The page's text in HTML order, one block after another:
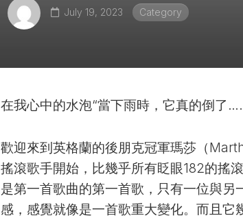
July 19, 2023 Category
在我心中的水泡“當下雨時，它真的倒了
歡迎來到英格蘭的後朋克冠軍瑪莎（
搖滾歌手開始，比幾乎所有眨眼182的搖
是第一首歌曲的第一首歌，只有一位與
感，感覺就像是一首歌重大變化。而且